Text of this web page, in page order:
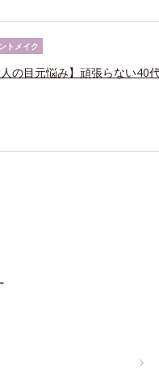
トメイク
人の目元悩み】頑張らない40